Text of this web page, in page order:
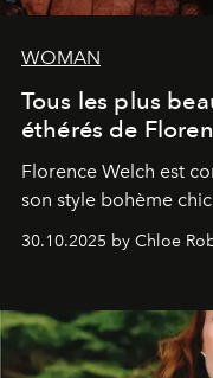
WOMAN
Tous les plus
éthérés de
Florence Welch est
son style bohème
30.10.2025 by Chloe